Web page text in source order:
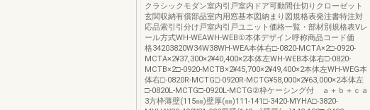
クラシックモダン室内引戸室内ドア可動間仕切りクローゼット
玄関収納有償部品室内用窓基本図納まり図規格表発注書特注対
応品索引引分け戸室内引戸ユニット価格一覧・部材別規格表Vレ
ール方式WH-WEAWH-WEB①本体デザイン呼称商品コード価
格34203820W34W38WH-WEA本体右□-0820-MCTA×2□-0920-
MCTA×2¥37,300×2¥40,400×2本体左WH-WEB本体右□-0820-
MCTB×2□-0920-MCTB×2¥45,700×2¥49,400×2本体左WH-WEG本
体右□-0820R-MCTG□-0920R-MCTG¥58,000×2¥63,000×2本体左
□-0820L-MCTG□-0920L-MCTG②枠ケーシング付 ａ＋ｂ＋ｃａ
3方枠薄壁(115㎜)壁厚(㎜)111-141□-3420-MYHA□-3820-